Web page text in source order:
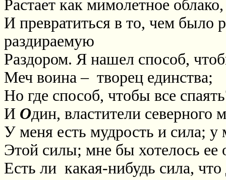
Растает как мимолетное облако,
И превратиться в то, чем было
раздираемую
Раздором. Я нашел способ,
Меч воина – творец единства;
Но где способ, чтобы все
И Один, властители северного
У меня есть мудрость и сила;
Этой силы; мне бы хотелось ее
Есть ли какая-нибудь сила,